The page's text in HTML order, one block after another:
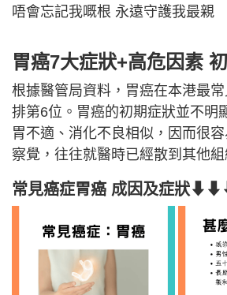
唔會忘記我嘅根 永遠守護我最親
胃癌7大症狀+高危因素
根據醫管局資料，胃癌在本港最
排第6位。胃癌的初期症狀並不明
胃不適、消化不良相似，因而很
察覺，往往就醫時已經散到其他組
常見癌症胃癌 成因及症狀